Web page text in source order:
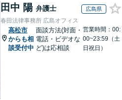
田中 陽 弁護士 広島県
春田法律事務所 広島オフィス
高松市
からも相
談受付中
面談方法(対面・
電話・ビデオな
ど)は応相談
営業時間：00:
00~23:59（土
日祝日）